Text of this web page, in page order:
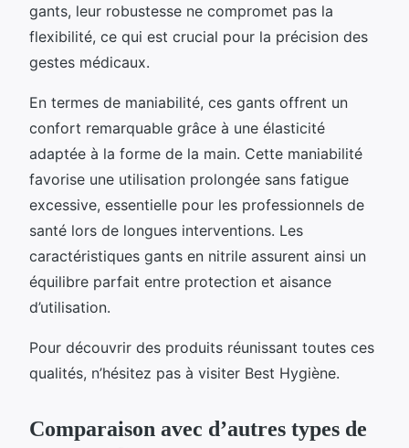
gants, leur robustesse ne compromet pas la
flexibilité, ce qui est crucial pour la précision des
gestes médicaux.
En termes de maniabilité, ces gants offrent un
confort remarquable grâce à une élasticité
adaptée à la forme de la main. Cette maniabilité
favorise une utilisation prolongée sans fatigue
excessive, essentielle pour les professionnels de
santé lors de longues interventions. Les
caractéristiques gants en nitrile assurent ainsi un
équilibre parfait entre protection et aisance
d’utilisation.
Pour découvrir des produits réunissant toutes ces
qualités, n’hésitez pas à visiter Best Hygiène.
Comparaison avec d’autres types de